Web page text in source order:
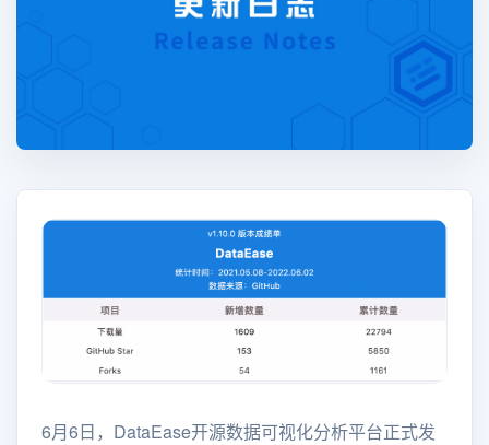
6月6日，DataEase开源数据可视化分析平台正式发